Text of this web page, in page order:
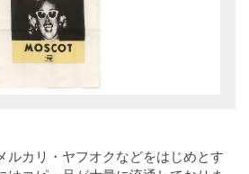
ルカリ・ヤフオクなどをはじめとす